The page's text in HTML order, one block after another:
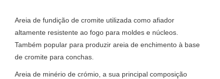
Areia de fundição de cromite utilizada como afiador
altamente resistente ao fogo para moldes e núcleos.
Também popular para produzir areia de enchimento à base
de cromite para conchas.
Areia de minério de crómio, a sua principal composição